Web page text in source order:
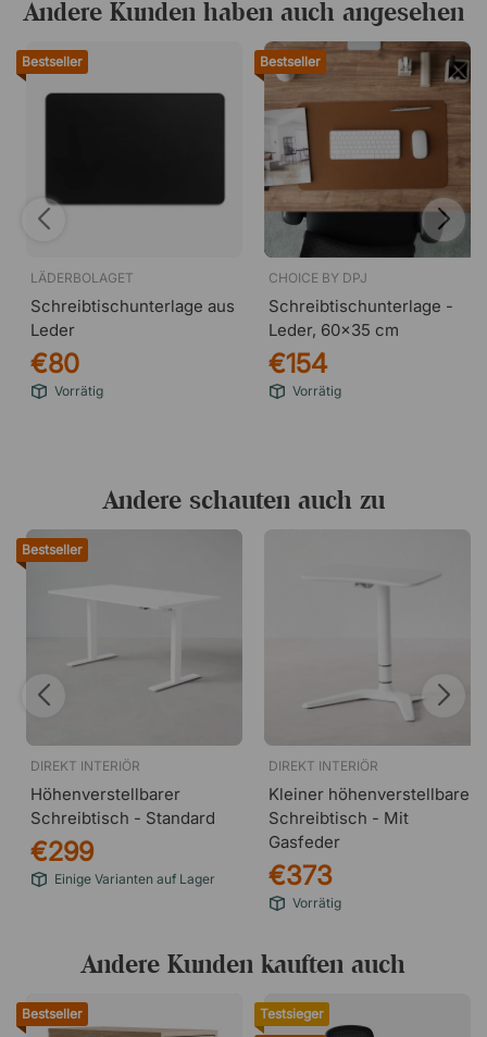
Andere Kunden haben auch angesehen
Bestseller
LÄDERBOLAGET
Schreibtischunterlage aus
Leder
€80
Vorrätig
Bestseller
CHOICE BY DPJ
Schreibtischunterlage -
Leder, 60x35 cm
€154
Vorrätig
Andere schauten auch zu
Bestseller
DIREKT INTERIÖR
Höhenverstellbarer
Schreibtisch - Standard
€299
Einige Varianten auf Lager
DIREKT INTERIÖR
Kleiner höhenverstellbarer
Schreibtisch - Mit
Gasfeder
€373
Vorrätig
Andere Kunden kauften auch
Bestseller
Testsieger